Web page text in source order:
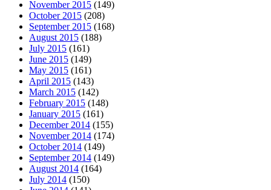
November 2015 (149)
October 2015 (208)
September 2015 (168)
August 2015 (188)
July 2015 (161)
June 2015 (149)
May 2015 (161)
April 2015 (143)
March 2015 (142)
February 2015 (148)
January 2015 (161)
December 2014 (155)
November 2014 (174)
October 2014 (149)
September 2014 (149)
August 2014 (164)
July 2014 (150)